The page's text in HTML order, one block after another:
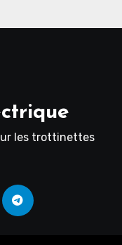
les trottinettes